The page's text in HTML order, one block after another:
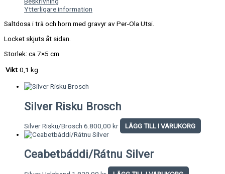
Ytterligare information
Saltdosa i trä och horn med gravyr av Per-Ola Utsi.
Locket skjuts åt sidan.
Storlek: ca 7×5 cm
Vikt 0,1 kg
Silver Risku Brosch
Silver Risku/Brosch 6.800,00 kr LÄGG TILL I VARUKORG
Ceabetbáddi/Rátnu Silver